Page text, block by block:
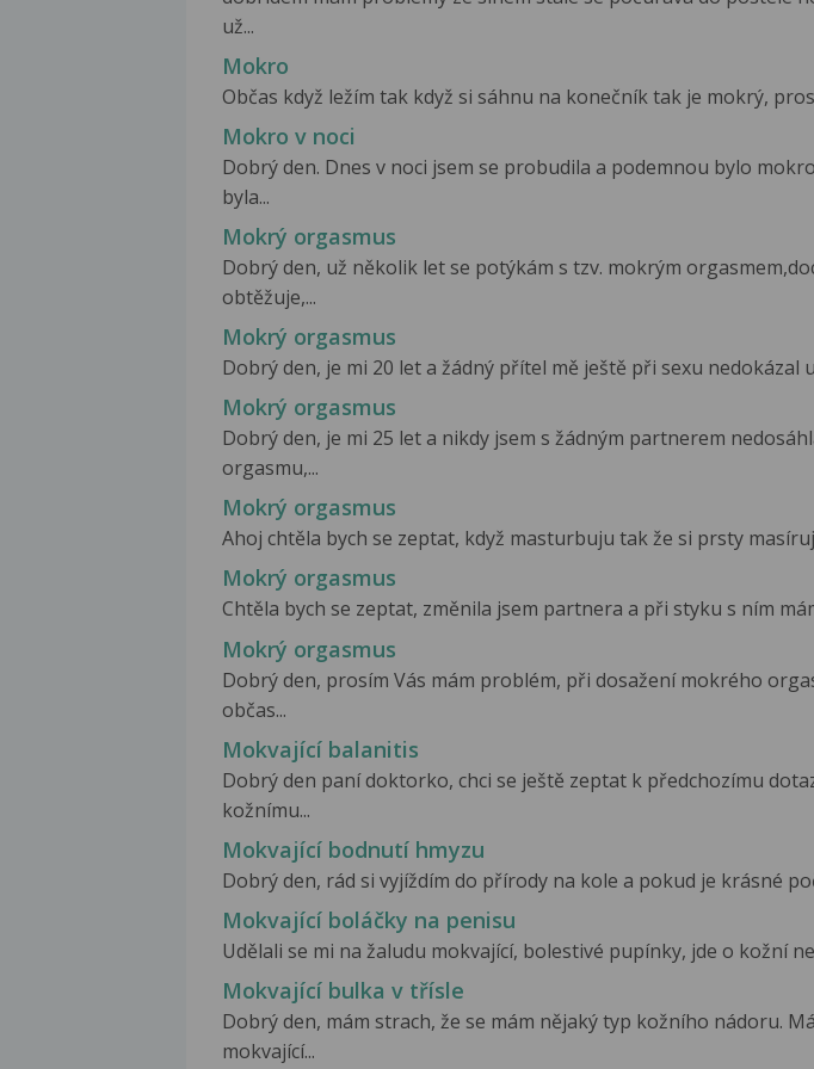
už...
Mokro
Občas když ležím tak když si sáhnu na konečník tak je mokrý,
Mokro v noci
Dobrý den. Dnes v noci jsem se probudila a podemnou bylo
byla...
Mokrý orgasmus
Dobrý den, už několik let se potýkám s tzv. mokrým
obtěžuje,...
Mokrý orgasmus
Dobrý den, je mi 20 let a žádný přítel mě ještě při sexu nedokázal
Mokrý orgasmus
Dobrý den, je mi 25 let a nikdy jsem s žádným partnerem
orgasmu,...
Mokrý orgasmus
Ahoj chtěla bych se zeptat, když masturbuju tak že si prsty
Mokrý orgasmus
Chtěla bych se zeptat, změnila jsem partnera a při styku s ním
Mokrý orgasmus
Dobrý den, prosím Vás mám problém, při dosažení mokrého
občas...
Mokvající balanitis
Dobrý den paní doktorko, chci se ještě zeptat k předchozímu
kožnímu...
Mokvající bodnutí hmyzu
Dobrý den, rád si vyjíždím do přírody na kole a pokud je krásné
Mokvající boláčky na penisu
Udělali se mi na žaludu mokvající, bolestivé pupínky, jde o kožní
Mokvající bulka v třísle
Dobrý den, mám strach, že se mám nějaký typ kožního nádoru.
mokvající...